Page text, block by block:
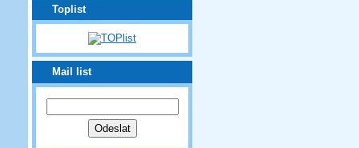
Toplist
Mail list